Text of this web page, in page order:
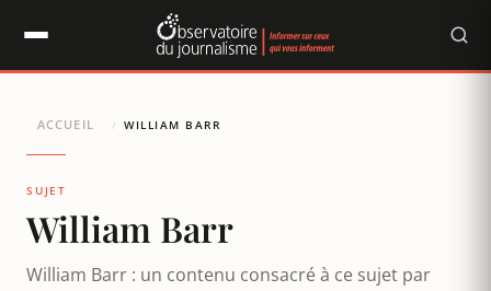
ACCUEIL / WILLIAM BARR
SUJET
William Barr
William Barr : un contenu consacré à ce sujet par
Panneau de gestion des cookies